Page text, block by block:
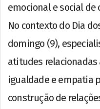
emocional e social de
No contexto do Dia
domingo (9),
atitudes relacionadas
igualdade e empatia
construção de